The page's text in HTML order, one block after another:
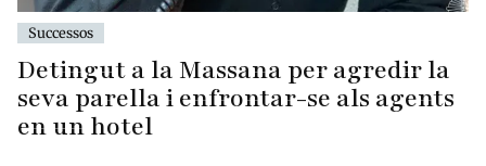
Successos
Detingut a la Massana per agredir la
seva parella i enfrontar-se als agents
en un hotel